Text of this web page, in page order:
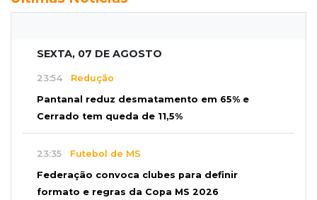
SEXTA, 07 DE AGOSTO
23:54 Redução
Pantanal reduz desmatamento em 65% e
Cerrado tem queda de 11,5%
23:35 Futebol de MS
Federação convoca clubes para definir
formato e regras da Copa MS 2026